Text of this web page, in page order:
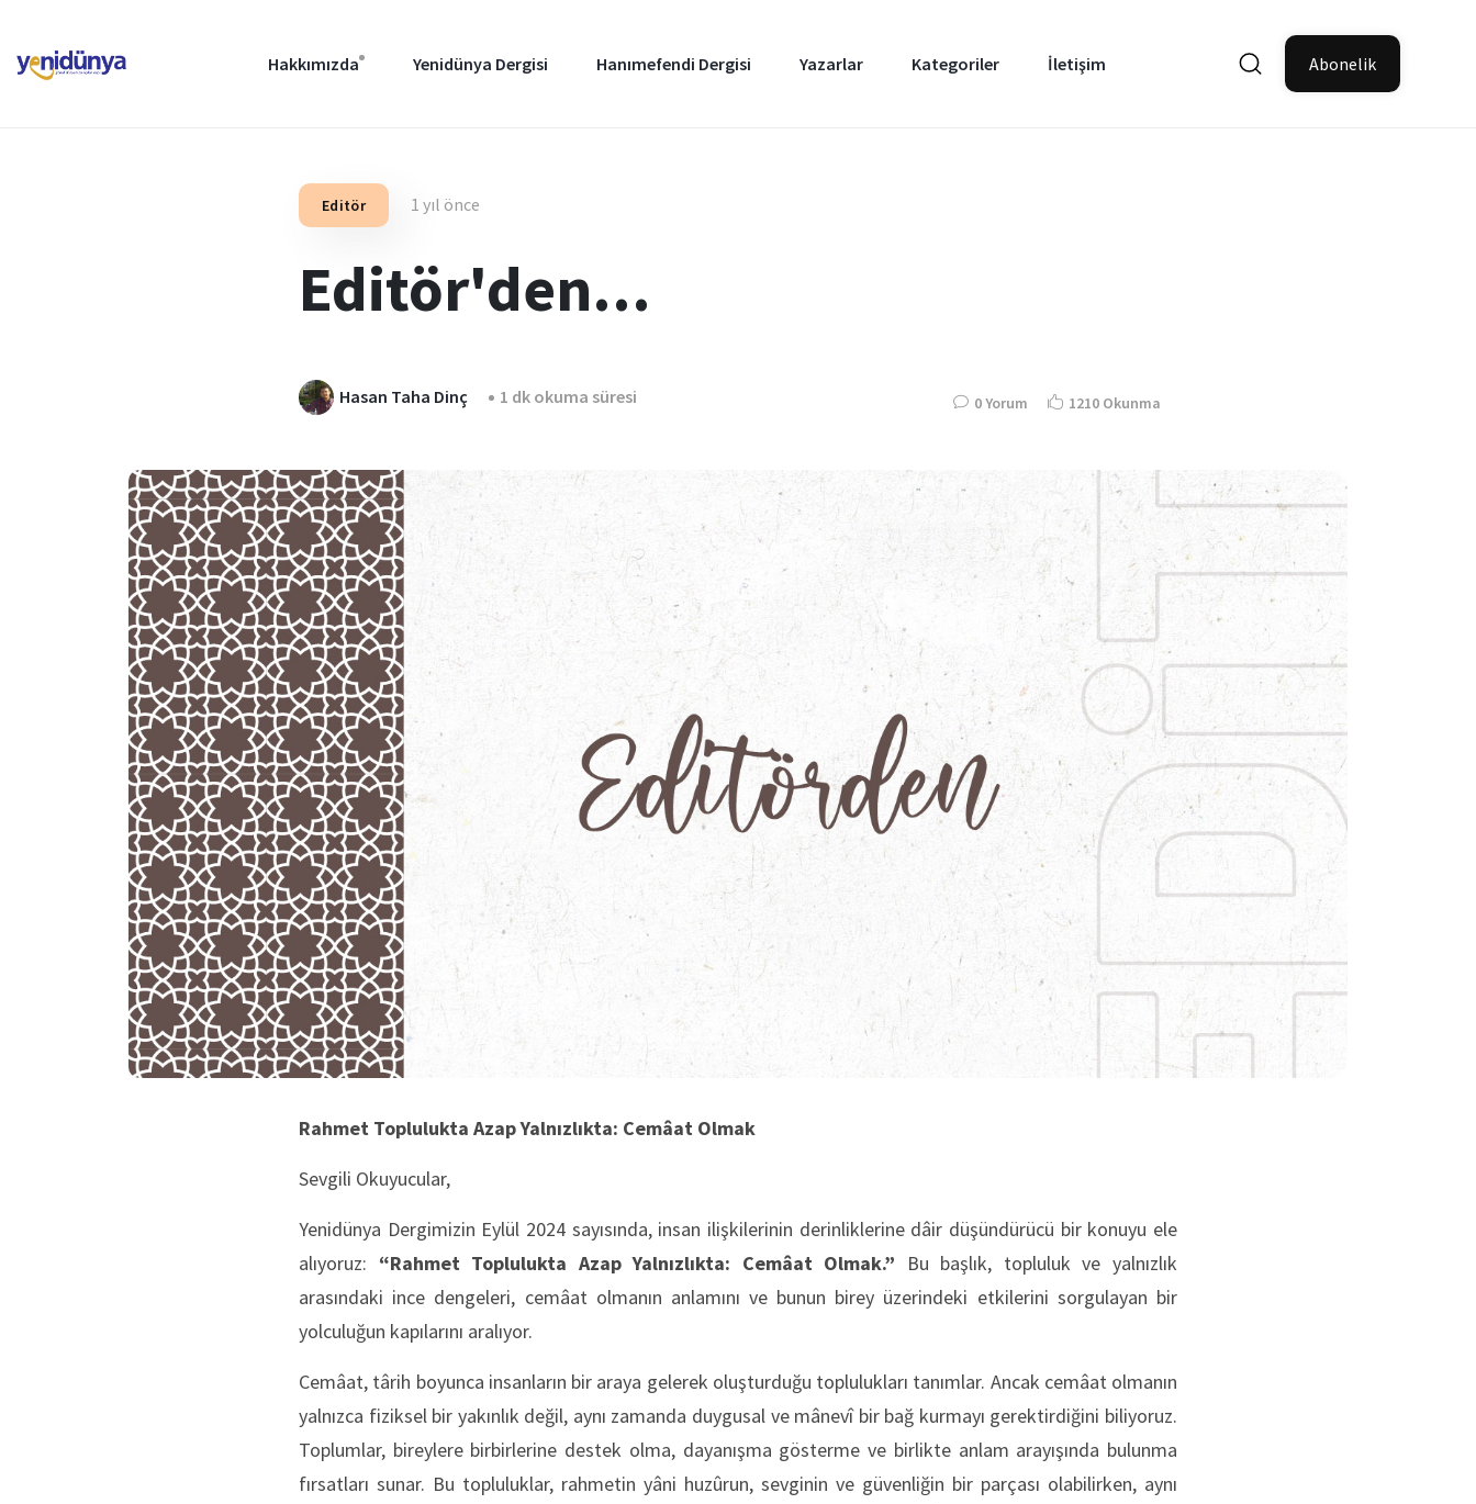
Hakkımızda Yenidünya Dergisi Hanımefendi Dergisi Yazarlar Kategoriler İletişim Abonelik
Editör 1 yıl önce
Editör'den...
Hasan Taha Dinç 1 dk okuma süresi 0 Yorum 1210 Okunma
Rahmet Toplulukta Azap Yalnızlıkta: Cemâat Olmak
Sevgili Okuyucular,
Yenidünya Dergimizin Eylül 2024 sayısında, insan ilişkilerinin derinliklerine dâir düşündürücü bir konuyu ele
alıyoruz: “Rahmet Toplulukta Azap Yalnızlıkta: Cemâat Olmak.” Bu başlık, topluluk ve yalnızlık
arasındaki ince dengeleri, cemâat olmanın anlamını ve bunun birey üzerindeki etkilerini sorgulayan bir
yolculuğun kapılarını aralıyor.
Cemâat, târih boyunca insanların bir araya gelerek oluşturduğu toplulukları tanımlar. Ancak cemâat olmanın
yalnızca fiziksel bir yakınlık değil, aynı zamanda duygusal ve mânevî bir bağ kurmayı gerektirdiğini biliyoruz.
Toplumlar, bireylere birbirlerine destek olma, dayanışma gösterme ve birlikte anlam arayışında bulunma
fırsatları sunar. Bu topluluklar, rahmetin yâni huzûrun, sevginin ve güvenliğin bir parçası olabilirken, aynı